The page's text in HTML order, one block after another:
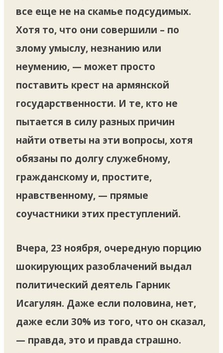
все еще не на скамье подсудимых.
Хотя то, что они совершили – по
злому умыслу, незнанию или
неумению, — может просто
поставить крест на армянской
государственности. И те, кто не
пытается в силу разных причин
найти ответы на эти вопросы, хотя
обязаны по долгу служебному,
гражданскому и, простите,
нравственному, — прямые
соучастники этих преступлений.
Вчера, 23 ноября, очередную порцию
шокирующих разоблачений выдал
политический деятель Гарник
Исагулян. Даже если половина, нет,
даже если 30% из того, что он сказал,
— правда, это и правда страшно.